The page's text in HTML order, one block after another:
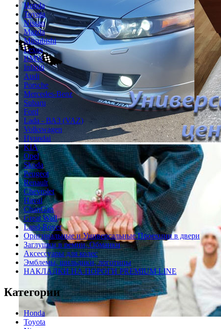
Honda
Toyota
Nissan
Mazda
Mitsubishi
Lexus
BMW
Infiniti
Audi
Porsche
Mercedes-Benz
Subaru
Ford
Lada - ВАЗ (VAZ)
Volkswagen
Hyundai
KIA
Opel
Skoda
Peugeot
Renault
Chevrolet
Haval
ChanGan
Great Wall
Land-Rover
Оригинальные и Универсальные Проекции в двери
Заглушки в ремни, Обманки
Аксессуары для колес
Эмблемы, шильдики, логотипы
НАКЛАДКИ НА ПОРОГИ PREMIUM LINE
Категории
Honda
Toyota